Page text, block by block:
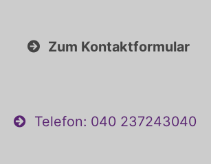
Zum Kontaktformular
Telefon: 040 237243040